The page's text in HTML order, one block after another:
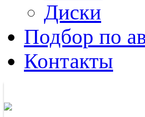
Диски
Подбор по
Контакты